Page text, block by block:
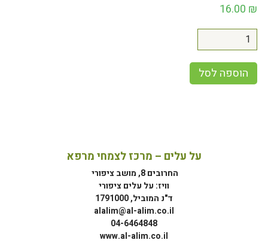
16.00 ₪
הוספה לסל
על עלים – מרכז לצמחי מרפא
החרובים 8, מושב ציפורי
וויז: על עלים ציפורי
ד"נ המוביל, 1791000
alalim@al-alim.co.il
04-6464848
www.al-alim.co.il